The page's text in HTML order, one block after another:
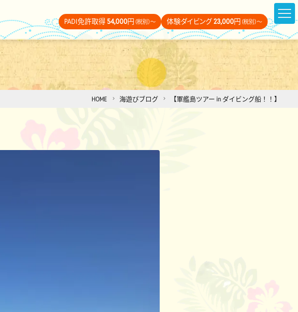
PADI免許取得54,000円 （税別）～ 体験ダイビング23,000円 （税別）～
HOME 海遊びブログ 【軍艦島ツアー in ダイビング船！！】